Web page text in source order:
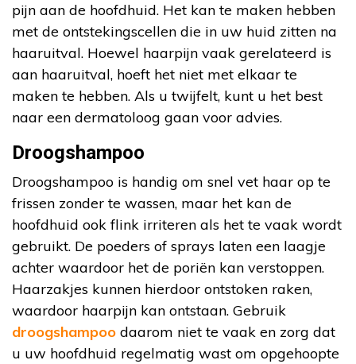
pijn aan de hoofdhuid. Het kan te maken hebben
met de ontstekingscellen die in uw huid zitten na
haaruitval. Hoewel haarpijn vaak gerelateerd is
aan haaruitval, hoeft het niet met elkaar te
maken te hebben. Als u twijfelt, kunt u het best
naar een dermatoloog gaan voor advies.
Droogshampoo
Droogshampoo is handig om snel vet haar op te
frissen zonder te wassen, maar het kan de
hoofdhuid ook flink irriteren als het te vaak wordt
gebruikt. De poeders of sprays laten een laagje
achter waardoor het de poriën kan verstoppen.
Haarzakjes kunnen hierdoor ontstoken raken,
waardoor haarpijn kan ontstaan. Gebruik
droogshampoo daarom niet te vaak en zorg dat
u uw hoofdhuid regelmatig wast om opgehoopte